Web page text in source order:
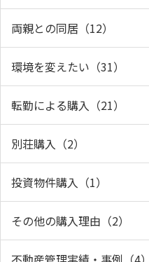
両親との同居（12）
環境を変えたい（31）
転勤による購入（21）
別荘購入（2）
投資物件購入（1）
その他の購入理由（2）